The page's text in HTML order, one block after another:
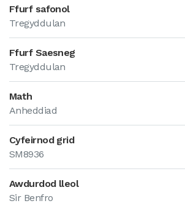
Ffurf safonol
Tregyddulan
Ffurf Saesneg
Tregyddulan
Math
Anheddiad
Cyfeirnod grid
SM8936
Awdurdod lleol
Sir Benfro